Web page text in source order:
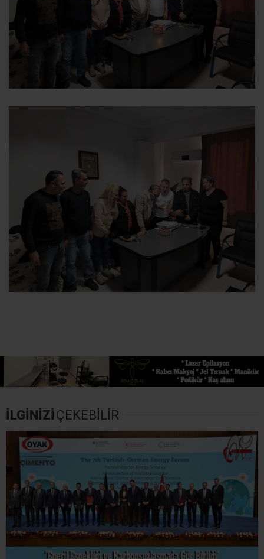
İLGİNİZİ ÇEKEBİLİR